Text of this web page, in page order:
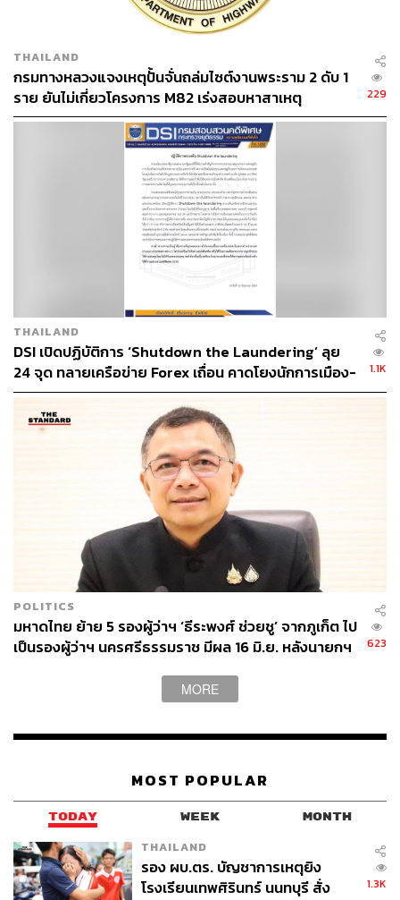
THAILAND
กรมทางหลวงแจงเหตุปั้นจั่นถล่มไซต์งานพระราม 2 ดับ 1
ราย ยันไม่เกี่ยวโครงการ M82 เร่งสอบหาสาเหตุ
229
THAILAND
DSI เปิดปฏิบัติการ ‘Shutdown the Laundering’ ลุย
24 จุด ทลายเครือข่าย Forex เถื่อน คาดโยงนักการเมือง-
คนบันเทิง
1.1K
POLITICS
มหาดไทย ย้าย 5 รองผู้ว่าฯ ‘ธีระพงศ์ ช่วยชู’ จากภูเก็ต ไป
เป็นรองผู้ว่าฯ นครศรีธรรมราช มีผล 16 มิ.ย. หลังนายกฯ
623
MORE
MOST POPULAR
TODAY WEEK MONTH
THAILAND
รอง ผบ.ตร. บัญชาการเหตุยิง
โรงเรียนเทพศิรินทร์ นนทบุรี สั่ง
1.3K